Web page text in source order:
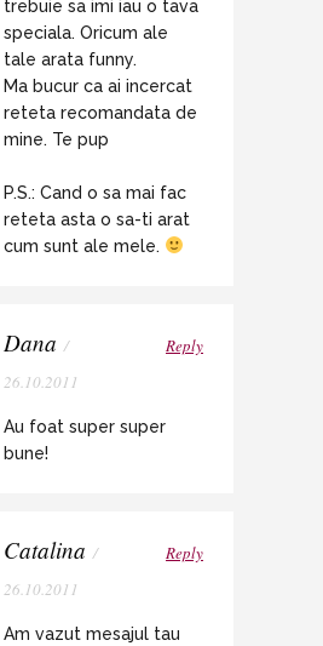
trebuie sa imi iau o tava
speciala. Oricum ale
tale arata funny.
Ma bucur ca ai incercat
reteta recomandata de
mine. Te pup
P.S.: Cand o sa mai fac
reteta asta o sa-ti arat
cum sunt ale mele.
Dana /
26.10.2011
Reply
Au foat super super
bune!
Catalina /
26.10.2011
Reply
Am vazut mesajul tau